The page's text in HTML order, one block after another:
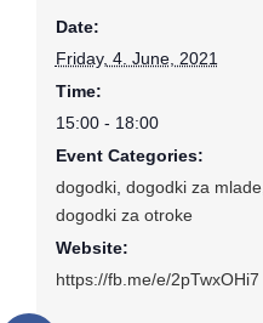
Date:
Friday, 4. June, 2021
Time:
15:00 - 18:00
Event Categories:
dogodki, dogodki za mlade,
dogodki za otroke
Website:
https://fb.me/e/2pTwxOHi7